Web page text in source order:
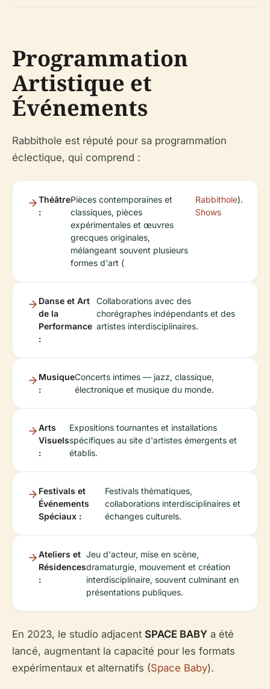
Programmation
Artistique et
Événements
Rabbithole est réputé pour sa programmation
éclectique, qui comprend :
Théâtre
:
Pièces contemporaines et
classiques, pièces
expérimentales et œuvres
grecques originales,
mélangeant souvent plusieurs
formes d'art (
Rabbithole
Shows
).
Danse et Art
de la
Performance
:
Collaborations avec des
chorégraphes indépendants et des
artistes interdisciplinaires.
Musique
:
Concerts intimes — jazz, classique,
électronique et musique du monde.
Arts
Visuels
:
Expositions tournantes et installations
spécifiques au site d'artistes émergents et
établis.
Festivals et
Événements
Spéciaux :
Festivals thématiques,
collaborations interdisciplinaires et
échanges culturels.
Ateliers et
Résidences
:
Jeu d'acteur, mise en scène,
dramaturgie, mouvement et création
interdisciplinaire, souvent culminant en
présentations publiques.
En 2023, le studio adjacent SPACE BABY a été
lancé, augmentant la capacité pour les formats
expérimentaux et alternatifs (Space Baby).